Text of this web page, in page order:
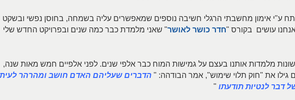
ע"י אימון מחשבתי הרגלי חשיבה נוספים שמאפשרים עליה בשמחה, בחוסן נפשי ובשקט
עושים בקורס "חדר כושר לאושר" שאני מלמדת כבר כמה שנים ובפרויקט החדש שלי
מלמדות אותנו בעצם על גמישות המוח כבר אלפי שנים. לפני אלפיים חמש מאות שנה,
גילו את "חוק תלוי שימוש", אמר הבודהה: " הדברים שעליהם האדם חושב ומהרהר
דבר לנטיות תודעתו "